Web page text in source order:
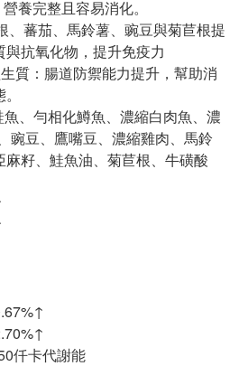
養完整且容易消化。
、蕃茄、馬鈴薯、豌豆與菊苣根提
抗氧化物，提升免疫力
質：腸道防禦能力提升，幫助消
、勻相化鱒魚、濃縮白肉魚、濃
豌豆、鷹嘴豆、濃縮雞肉、馬鈴
籽、鮭魚油、菊苣根、牛磺酸
仟卡代謝能